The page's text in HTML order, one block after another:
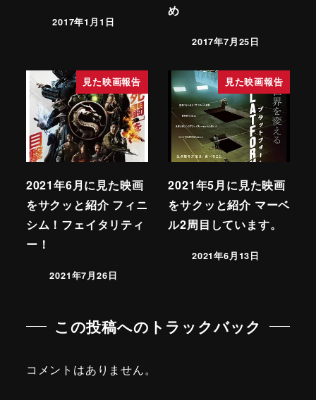
2017年1月1日
め
2017年7月25日
見た映画報告
2021年6月に見た映画
をサクッと紹介 フィニ
シム！フェイタリティ
ー！
2021年7月26日
見た映画報告
2021年5月に見た映画
をサクッと紹介 マーベ
ル2周目しています。
2021年6月13日
この投稿へのトラックバック
コメントはありません。